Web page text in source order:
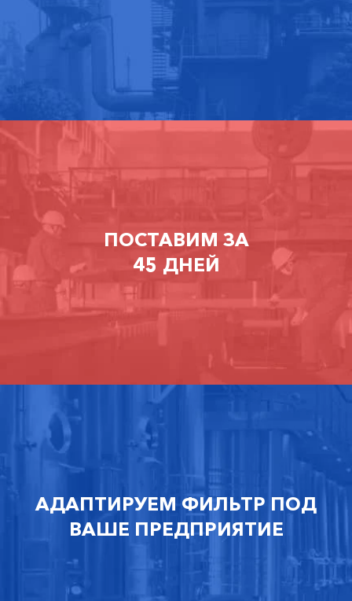
ПОСТАВИМ ЗА
45 ДНЕЙ
АДАПТИРУЕМ ФИЛЬТР ПОД
ВАШЕ ПРЕДПРИЯТИЕ